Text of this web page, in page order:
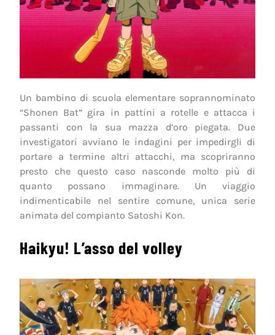
Un bambino di scuola elementare soprannominato
“Shonen Bat” gira in pattini a rotelle e attacca i
passanti con la sua mazza d’oro piegata. Due
investigatori avviano le indagini per impedirgli di
portare a termine altri attacchi, ma scopriranno
presto che questo caso nasconde molto più di
quanto possano immaginare. Un viaggio
indimenticabile nel sentire comune, unica serie
animata del compianto Satoshi Kon.
Haikyu! L’asso del volley